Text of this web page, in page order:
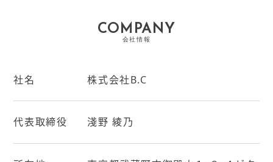
COMPANY
会社情報
社名 株式会社B.C
代表取締役 淺野 綾乃